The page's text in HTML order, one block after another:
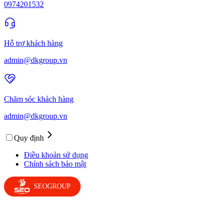
0974201532
Hỗ trợ khách hàng
admin@dkgroup.vn
Chăm sóc khách hàng
admin@dkgroup.vn
Quy định
Điều khoản sử dụng
Chính sách bảo mật
SEOGROUP